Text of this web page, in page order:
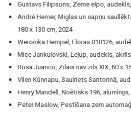
Gustavs Filipsons, Zeme elpo,
André Hemer, Miglas un sapņu
180 x 130 cm, 2024
Weronika Hempel, Floras 010126,
Mice Jankulovski, Lejup, audekls,
Rosa Juanco, Zilais nav zils XIX, 60 x
Vilen Künnapu, Saulriets Santorinā,
Henry Mandell, Noētisks 196,
Peter Maslow, Pestīšana zem